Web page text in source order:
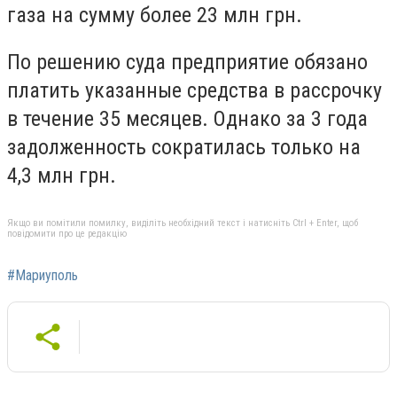
газа на сумму более 23 млн грн.
По решению суда предприятие обязано
платить указанные средства в рассрочку
в течение 35 месяцев. Однако за 3 года
задолженность сократилась только на
4,3 млн грн.
Якщо ви помітили помилку, виділіть необхідний текст і натисніть Ctrl + Enter, щоб
повідомити про це редакцію
#Мариуполь